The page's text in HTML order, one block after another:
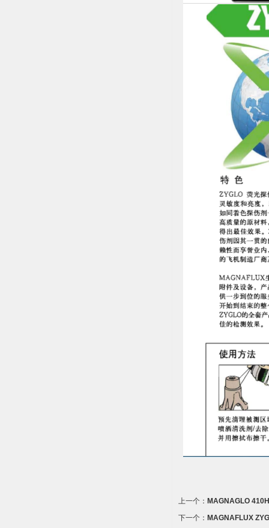
上一个： MAGNAGLO
下一个： MAGNAFLUX